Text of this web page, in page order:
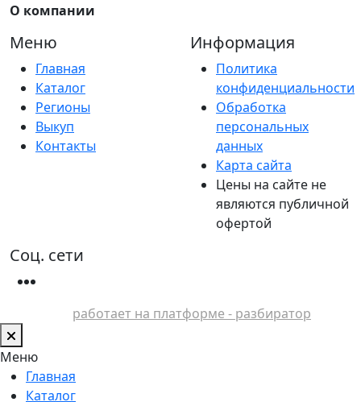
О компании
Меню
Главная
Каталог
Регионы
Выкуп
Контакты
Информация
Политика
конфиденциальности
Обработка
персональных
данных
Карта сайта
Цены на сайте не
являются публичной
офертой
Соц. сети
работает на платформе - разбиратор
Меню
Главная
Каталог